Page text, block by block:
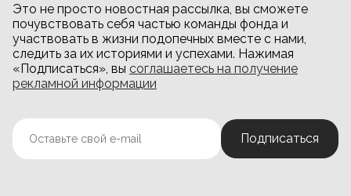
Это не просто новостная рассылка, вы сможете
почувствовать себя частью команды фонда и
участвовать в жизни подопечных вместе с нами,
следить за их историями и успехами. Нажимая
«Подписаться», вы соглашаетесь на получение
рекламной информации